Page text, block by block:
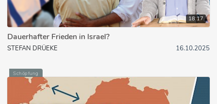
18:17
Dauerhafter Frieden in Israel?
STEFAN DRÜEKE 16.10.2025
Schöpfung